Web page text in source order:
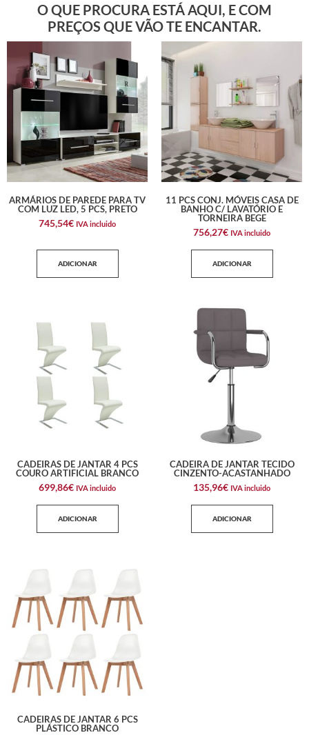
O QUE PROCURA ESTÁ AQUI, E COM
PREÇOS QUE VÃO TE ENCANTAR.
ARMÁRIOS DE PAREDE PARA TV
COM LUZ LED, 5 PCS, PRETO
745,54€ IVA incluido
ADICIONAR
11 PCS CONJ. MÓVEIS CASA DE
BANHO C/ LAVATÓRIO E
TORNEIRA BEGE
756,27€ IVA incluido
ADICIONAR
CADEIRAS DE JANTAR 4 PCS
COURO ARTIFICIAL BRANCO
699,86€ IVA incluido
ADICIONAR
CADEIRA DE JANTAR TECIDO
CINZENTO-ACASTANHADO
135,96€ IVA incluido
ADICIONAR
CADEIRAS DE JANTAR 6 PCS
PLÁSTICO BRANCO